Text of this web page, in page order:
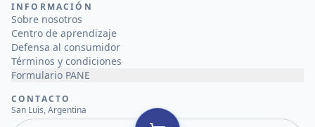
INFORMACIÓN
Sobre nosotros
Centro de aprendizaje
Defensa al consumidor
Términos y condiciones
Formulario PANE
CONTACTO
San Luis, Argentina